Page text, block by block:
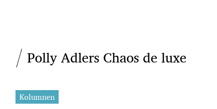
Polly Adlers Chaos de luxe
Kolumnen